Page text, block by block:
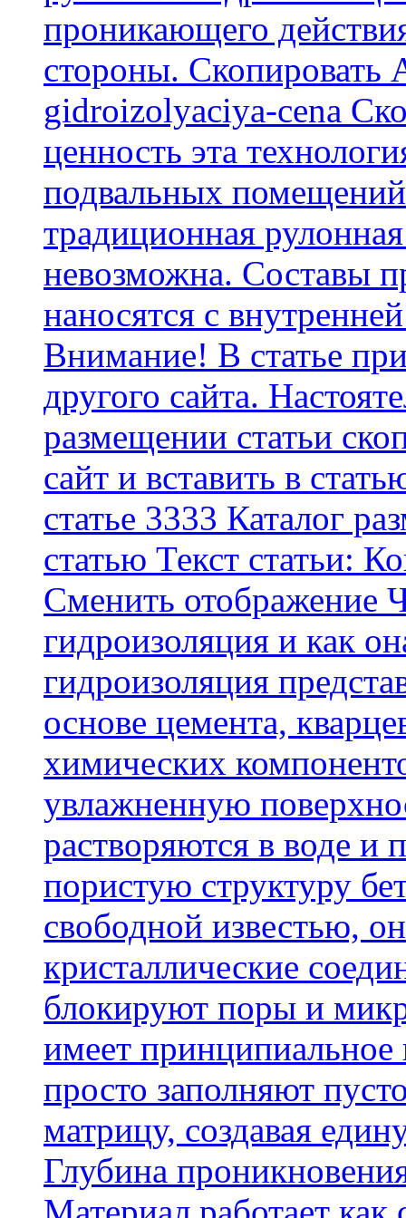
проникающего
стороны. Скопировать
gidroizolyaciya-cena
ценность эта
подвальных
традиционная
невозможна. Составы
наносятся с
Внимание! В статье
другого сайта.
размещении статьи
сайт и вставить в
статье 3333 Каталог
статью Текст статьи:
Cменить отображение
гидроизоляция и как
гидроизоляция
основе цемента,
химических
увлажненную
растворяются в воде и
пористую структуру
свободной известью,
кристаллические
блокируют поры и
имеет
просто заполняют
матрицу, создавая
Глубина